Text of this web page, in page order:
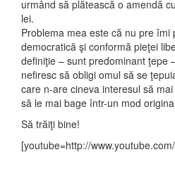
urmând să plătească o amendă
lei.
Problema mea este că nu pre îmi
democratică şi conformă pieţei
definiţie – sunt predominant ţepe
nefiresc să obligi omul să se
care n-are cineva interesul să
să le mai bage într-un mod
Să trăiţi bine!
[youtube=http://